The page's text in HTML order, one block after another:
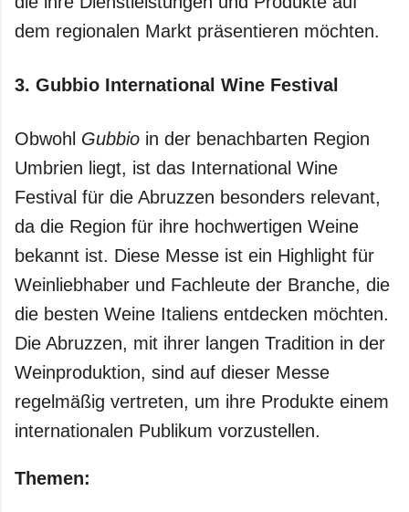
dem regionalen Markt präsentieren möchten.
3. Gubbio International Wine Festival
Obwohl Gubbio in der benachbarten Region
Umbrien liegt, ist das International Wine
Festival für die Abruzzen besonders relevant,
da die Region für ihre hochwertigen Weine
bekannt ist. Diese Messe ist ein Highlight für
Weinliebhaber und Fachleute der Branche, die
die besten Weine Italiens entdecken möchten.
Die Abruzzen, mit ihrer langen Tradition in der
Weinproduktion, sind auf dieser Messe
regelmäßig vertreten, um ihre Produkte einem
internationalen Publikum vorzustellen.
Themen: